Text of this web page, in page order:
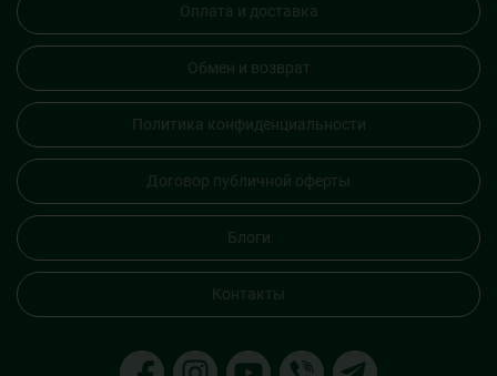
Оплата и доставка
Обмен и возврат
Политика конфиденциальности
Договор публичной оферты
Блоги
Контакты